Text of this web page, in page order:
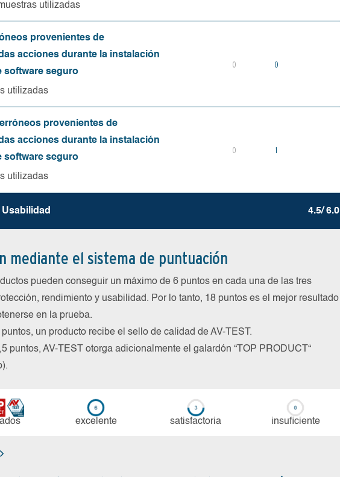
utilizadas
provenientes de
acciones durante la instalación
software seguro
utilizadas
0 0
provenientes de
acciones durante la instalación
software seguro
utilizadas
0 1
4.5/ 6.0
mediante el sistema de puntuación
pueden conseguir un máximo de 6 puntos en cada una de las tres
rendimiento y usabilidad. Por lo tanto, 18 puntos es el mejor resultado
en la prueba.
un producto recibe el sello de calidad de AV-TEST.
puntos, AV-TEST otorga adicionalmente el galardón “TOP PRODUCT“
ex­ce­len­te sa­tis­fac­to­ria in­su­fi­cien­te